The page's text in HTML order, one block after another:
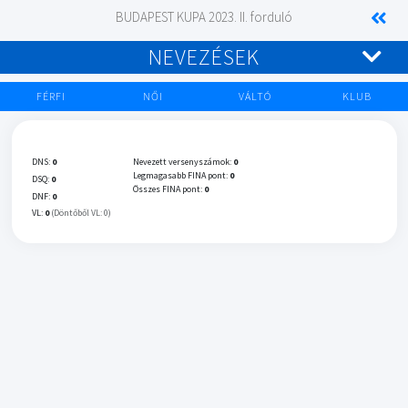
BUDAPEST KUPA 2023. II. forduló
NEVEZÉSEK
FÉRFI NŐI VÁLTÓ KLUB
DNS: 0
DSQ: 0
DNF: 0
VL: 0 (Döntőből VL: 0)
Nevezett versenyszámok: 0
Legmagasabb FINA pont: 0
Összes FINA pont: 0